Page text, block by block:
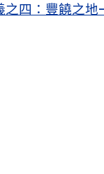
四：豐饒之地